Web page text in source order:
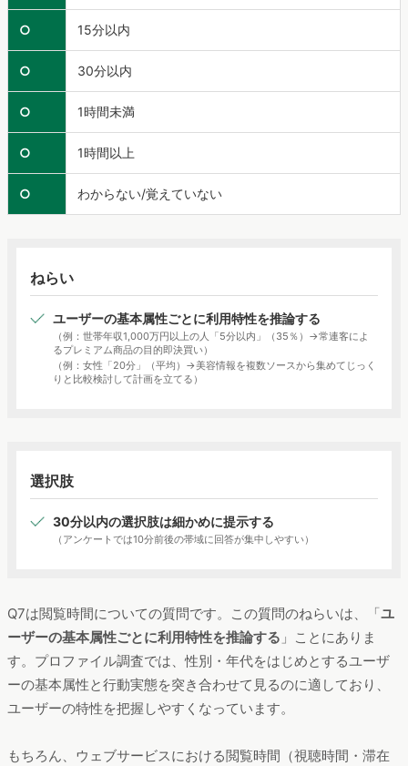
○ 15分以内
○ 30分以内
○ 1時間未満
○ 1時間以上
○ わからない/覚えていない
ねらい
ユーザーの基本属性ごとに利用特性を推論する
（例：世帯年収1,000万円以上の人「5分以内」（35％）→常連客によ
るプレミアム商品の目的即決買い）
（例：女性「20分」（平均）→美容情報を複数ソースから集めてじっく
りと比較検討して計画を立てる）
選択肢
30分以内の選択肢は細かめに提示する
（アンケートでは10分前後の帯域に回答が集中しやすい）
Q7は閲覧時間についての質問です。この質問のねらいは、「ユ
ーザーの基本属性ごとに利用特性を推論する 」ことにありま
す。プロファイル調査では、性別・年代をはじめとするユーザ
ーの基本属性と行動実態を突き合わせて見るのに適しており、
ユーザーの特性を把握しやすくなっています。
もちろん、ウェブサービスにおける閲覧時間（視聴時間・滞在